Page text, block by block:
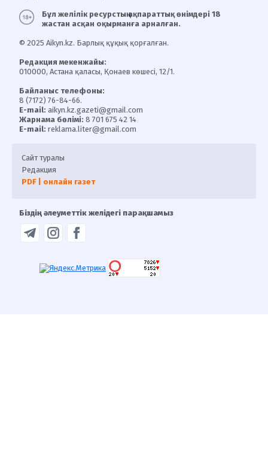
Бұл желілік ресурстың ақпараттық өнімдері 18
жастан асқан оқырманға арналған.
© 2025 Aikyn.kz. Барлық құқық қорғалған.
Редакция мекенжайы:
010000, Астана қаласы, Қонаев көшесі, 12/1.
Байланыс телефоны:
8 (7172) 76-84-66.
E-mail: aikyn.kz.gazeti@gmail.com
Жарнама бөлімі: 8 701 675 42 14
E-mail: reklama.liter@gmail.com
Сайт туралы
Редакция
PDF | онлайн газет
Біздің әлеуметтік желідегі парақшамыз